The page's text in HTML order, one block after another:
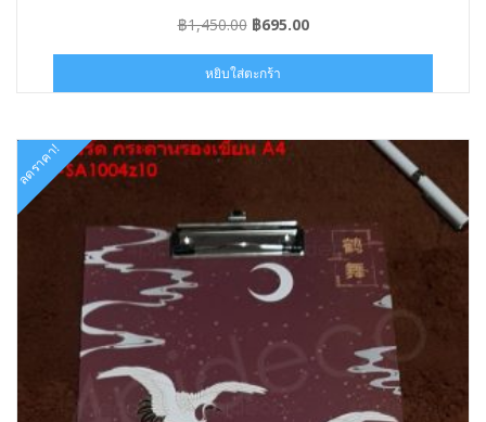
฿1,450.00 Original
was:
฿1,450.00.
฿695.00Current
฿695.00.
หยิบใส่ตะกร้า
ลดราคา!